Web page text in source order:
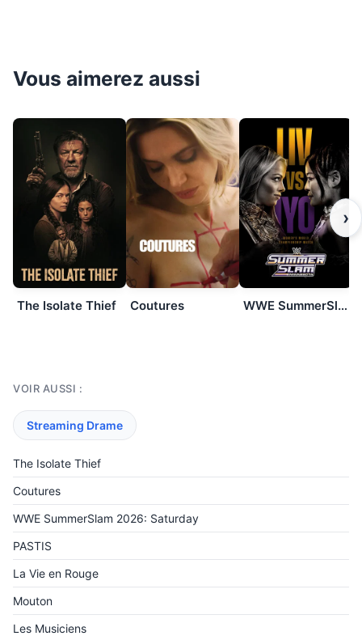
Vous aimerez aussi
The Isolate Thief Coutures WWE SummerSlam 2026: Saturday
›
VOIR AUSSI :
Streaming Drame
The Isolate Thief
Coutures
WWE SummerSlam 2026: Saturday
PASTIS
La Vie en Rouge
Mouton
Les Musiciens